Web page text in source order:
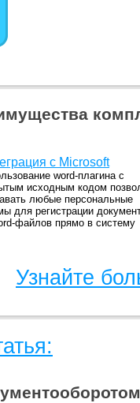
с Microsoft
word-плагина с
исходным кодом
любые персональные
для регистрации
файлов прямо в систему
Узнайте